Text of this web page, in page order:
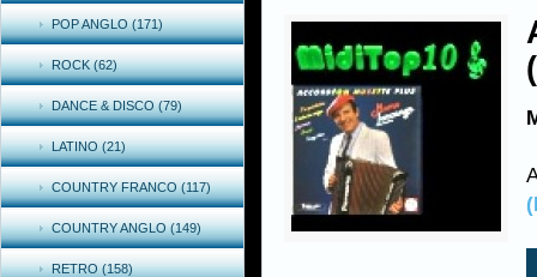
POP ANGLO (171)
ROCK (62)
DANCE & DISCO (79)
LATINO (21)
COUNTRY FRANCO (117)
COUNTRY ANGLO (149)
RETRO (158)